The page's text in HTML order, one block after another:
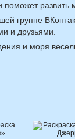
поможет
группе
и друзьями.
и моря